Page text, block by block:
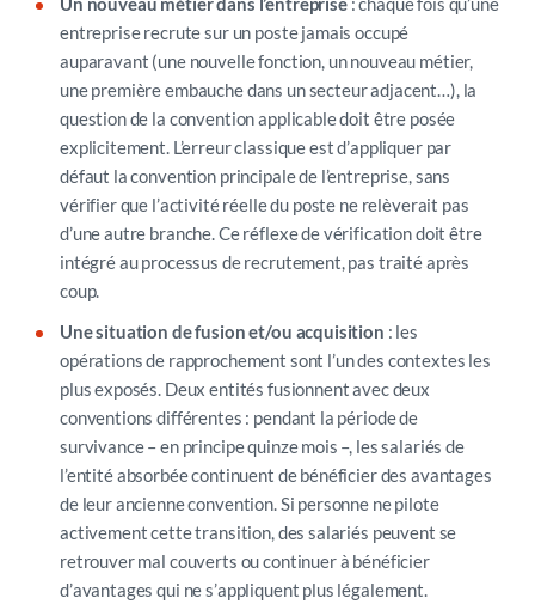
entreprise recrute sur un poste jamais occupé
auparavant (une nouvelle fonction, un nouveau métier,
une première embauche dans un secteur adjacent…),la
question de la convention applicable doit être posée
explicitement. L’erreur classique est d’appliquer par
défaut la convention principale de l’entreprise, sans
vérifier que l’activité réelle du poste ne relèverait pas
d’une autre branche.Ce réflexe de vérification doit être
intégré au processus de recrutement, pas traité après
coup.
Une situation de fusion et/ou acquisition : les
opérations de rapprochement sont l’un des contextes les
plus exposés. Deux entités fusionnent avec deux
conventions différentes : pendant la période de
survivance–en principe quinze mois –, les salariés de
l’entité absorbée continuent de bénéficier des avantages
de leur ancienne convention. Si personne ne pilote
activement cette transition, des salariés peuvent se
retrouver mal couverts ou continuer à bénéficier
d’avantages qui ne s’appliquent plus légalement.